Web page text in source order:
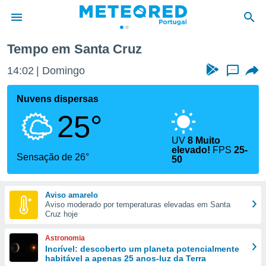
da
foi
fornecidas
a este
das
e
forma
digital
Tempo em Santa Cruz
14:02 Domingo ...
Nuvens dispersas
25°
Sensação de 26°
UV8 Muito
elevado! FPS25-
50
Aviso amarelo
Aviso moderado por temperaturas elevadas em Santa
Cruz hoje
Astronomia
Incrível: descoberto um planeta potencialmente
habitável a apenas 25 anos-luz da Terra